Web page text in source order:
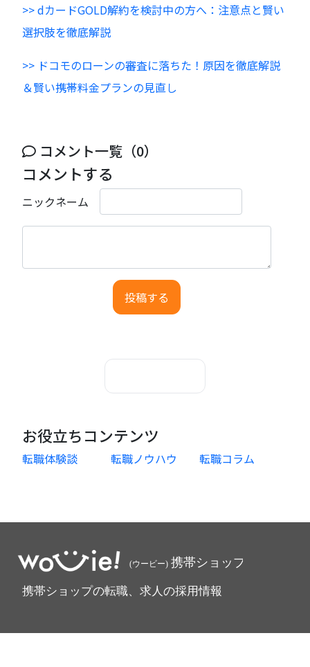
>> dカードGOLD解約を検討中の方へ：注意点と賢い
選択肢を徹底解説
>> ドコモのローンの審査に落ちた！原因を徹底解説
＆賢い携帯料金プランの見直し
コメント一覧（0）
コメントする
ニックネーム
お役立ちコンテンツ
転職体験談 転職ノウハウ 転職コラム